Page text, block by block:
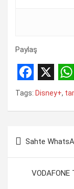
Paylaş
F
e
b
X W
t
s
A
Tags: Disney+,
Yazı
Sahte
VODAFONE